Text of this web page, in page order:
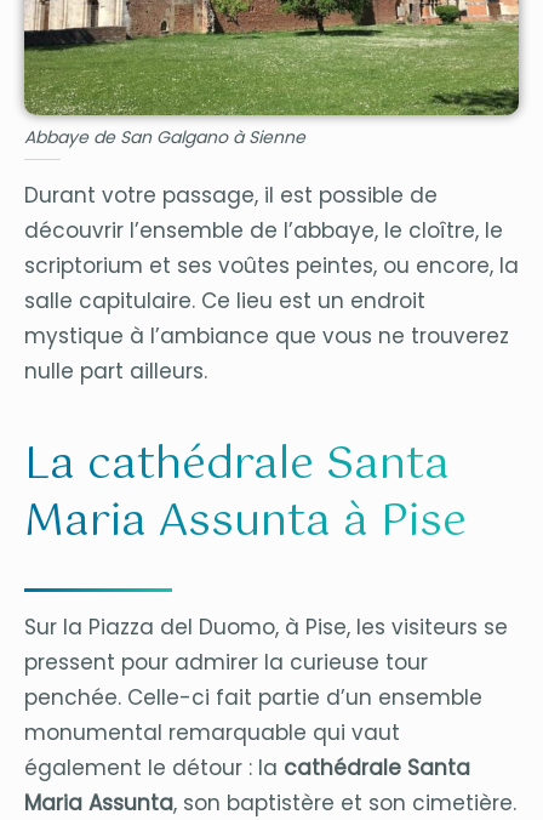
Abbaye de San Galgano à Sienne
Durant votre passage, il est possible de
découvrir l’ensemble de l’abbaye, le cloître, le
scriptorium et ses voûtes peintes, ou encore, la
salle capitulaire. Ce lieu est un endroit
mystique à l’ambiance que vous ne trouverez
nulle part ailleurs.
La cathédrale Santa
Maria Assunta à Pise
Sur la Piazza del Duomo, à Pise, les visiteurs se
pressent pour admirer la curieuse tour
penchée. Celle-ci fait partie d’un ensemble
monumental remarquable qui vaut
également le détour : la cathédrale Santa
Maria Assunta, son baptistère et son cimetière.